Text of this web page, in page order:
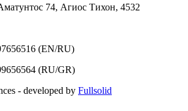
74, Агиос Тихон, 4532
(EN/RU)
(RU/GR)
- developed by Fullsolid